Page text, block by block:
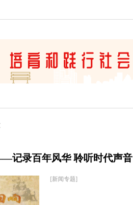
记录百年风华 聆听时代声音
[新闻专题]